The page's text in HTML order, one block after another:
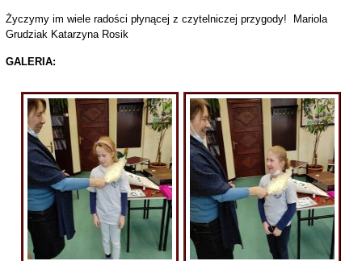
Życzymy im wiele radości płynącej z czytelniczej przygody! Mariola
Grudziak Katarzyna Rosik
GALERIA: